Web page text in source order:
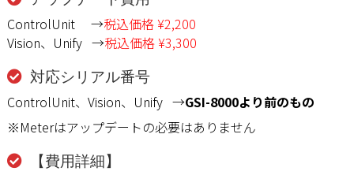
ControlUnit →税込価格 ¥2,200
Vision、Unify →税込価格 ¥3,300
対応シリアル番号
ControlUnit、Vision、Unify →GSI-8000より前のもの
※Meterはアップデートの必要はありません
【費用詳細】